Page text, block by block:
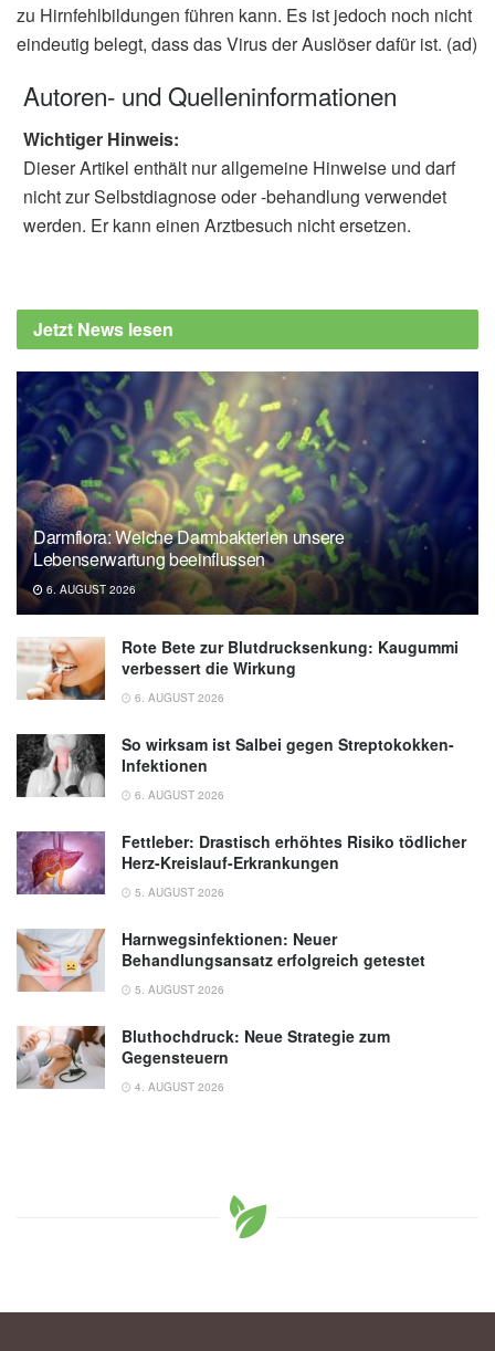
zu Hirnfehlbildungen führen kann. Es ist jedoch noch nicht
eindeutig belegt, dass das Virus der Auslöser dafür ist. (ad)
Autoren- und Quelleninformationen
Wichtiger Hinweis:
Dieser Artikel enthält nur allgemeine Hinweise und darf
nicht zur Selbstdiagnose oder -behandlung verwendet
werden. Er kann einen Arztbesuch nicht ersetzen.
Jetzt News lesen
Darmflora: Welche Darmbakterien unsere
Lebenserwartung beeinflussen
6. AUGUST 2026
Rote Bete zur Blutdrucksenkung: Kaugummi
verbessert die Wirkung
6. AUGUST 2026
So wirksam ist Salbei gegen Streptokokken-
Infektionen
6. AUGUST 2026
Fettleber: Drastisch erhöhtes Risiko tödlicher
Herz-Kreislauf-Erkrankungen
5. AUGUST 2026
Harnwegsinfektionen: Neuer
Behandlungsansatz erfolgreich getestet
5. AUGUST 2026
Bluthochdruck: Neue Strategie zum
Gegensteuern
4. AUGUST 2026